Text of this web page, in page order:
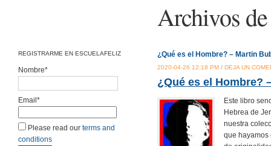
Archivos
REGISTRARME EN ESCUELAFELIZ
Nombre*
Email*
Please read our terms and
conditions
¿Qué es el Hombre? – Martin
2020-04-26 12:18 PM / DEJA UN
¿Qué es el Hombre?
Este libro
Hebrea de
nuestra
que hayamos